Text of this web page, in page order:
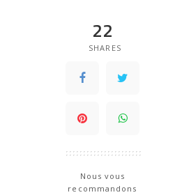
22
SHARES
Nous vous
recommandons